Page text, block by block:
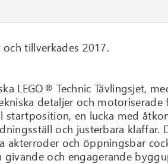
och tillverkades 2017.
LEGO® Technic Tävlingsjet,
detaljer och motoriserade
startposition, en lucka med
och justerbara klaffar.
och öppningsbar
och engagerande